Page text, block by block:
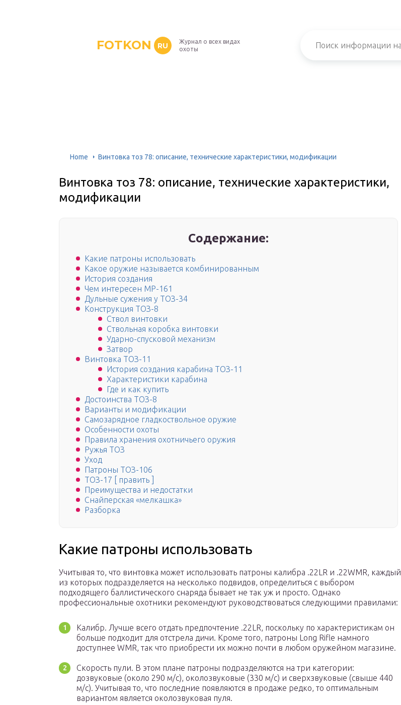
FOTKON RU
Журнал о всех видах
охоты
Home Винтовка тоз 78: описание, технические характеристики, модификации
Винтовка тоз 78: описание, технические характеристики,
модификации
Содержание:
Какие патроны использовать
Какое оружие называется комбинированным
История создания
Чем интересен МР-161
Дульные сужения у ТОЗ-34
Конструкция ТОЗ-8
Ствол винтовки
Ствольная коробка винтовки
Ударно-спусковой механизм
Затвор
Винтовка ТОЗ-11
История создания карабина ТОЗ-11
Характеристики карабина
Где и как купить
Достоинства ТОЗ-8
Варианты и модификации
Самозарядное гладкоствольное оружие
Особенности охоты
Правила хранения охотничьего оружия
Ружья ТОЗ
Уход
Патроны ТОЗ-106
ТОЗ-17 [ править ]
Преимущества и недостатки
Снайперская «мелкашка»
Разборка
Какие патроны использовать
Учитывая то, что винтовка может использовать патроны калибра .22LR и .22WMR, каждый
из которых подразделяется на несколько подвидов, определиться с выбором
подходящего баллистического снаряда бывает не так уж и просто. Однако
профессиональные охотники рекомендуют руководствоваться следующими правилами:
Калибр. Лучше всего отдать предпочтение .22LR, поскольку по характеристикам он
больше подходит для отстрела дичи. Кроме того, патроны Long Rifle намного
доступнее WMR, так что приобрести их можно почти в любом оружейном магазине.
Скорость пули. В этом плане патроны подразделяются на три категории:
дозвуковые (около 290 м/с), околозвуковые (330 м/с) и сверхзвуковые (свыше 440
м/с). Учитывая то, что последние появляются в продаже редко, то оптимальным
вариантом является околозвуковая пуля.